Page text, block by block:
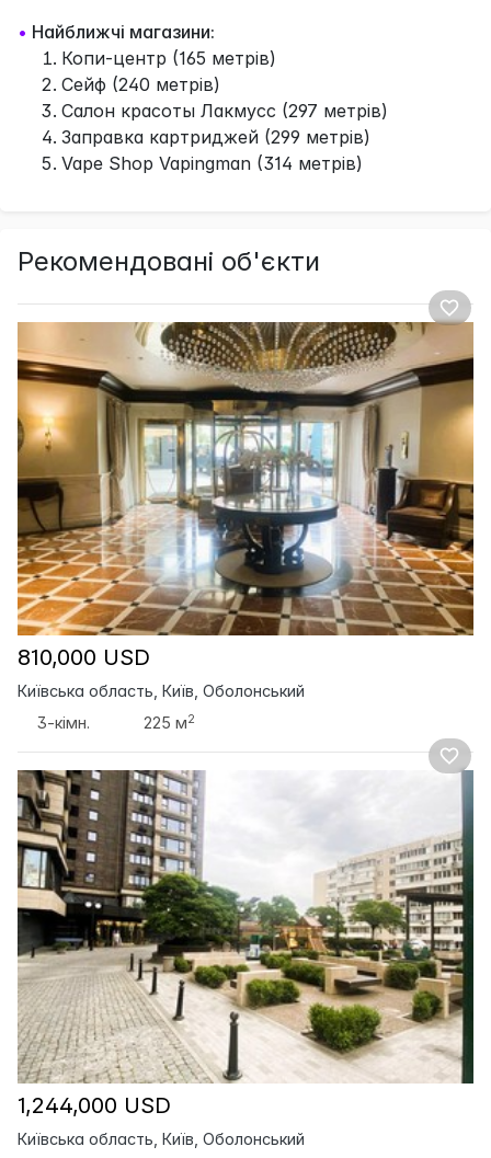
• Найближчі магазини:
Копи-центр (165 метрів)
Сейф (240 метрів)
Салон красоты Лакмусс (297 метрів)
Заправка картриджей (299 метрів)
Vape Shop Vapingman (314 метрів)
Рекомендовані об'єкти
810,000 USD
Київська область, Київ, Оболонський
3-кімн.
225 м2
1,244,000 USD
Київська область, Київ, Оболонський